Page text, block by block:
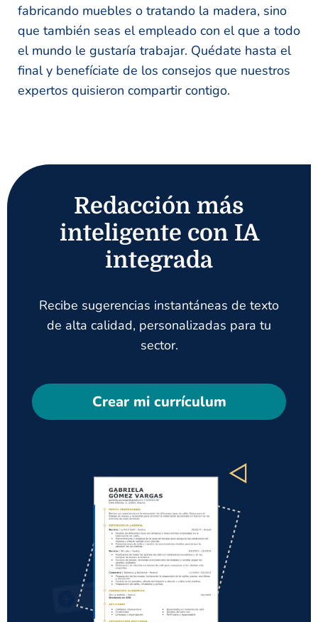
fabricando muebles o tratando la madera, sino
que también seas el empleado con el que a todo
el mundo le gustaría trabajar. Quédate hasta el
final y benefíciate de los consejos que nuestros
expertos quisieron compartir contigo.
Redacción más
inteligente con IA
integrada
Recibe sugerencias instantáneas de texto
de alta calidad, personalizadas para tu
sector.
Crear mi currículum